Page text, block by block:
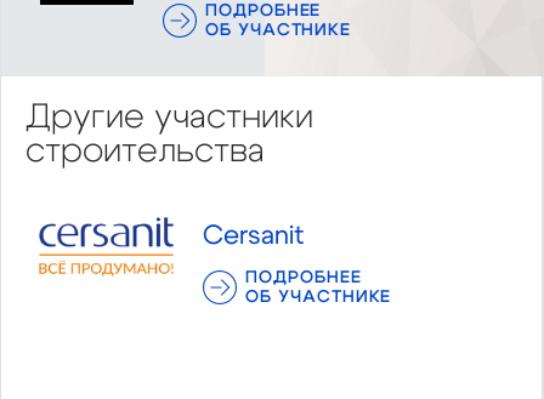
ПОДРОБНЕЕ
ОБ УЧАСТНИКЕ
Другие участники
строительства
Cersanit
ПОДРОБНЕЕ
ОБ УЧАСТНИКЕ